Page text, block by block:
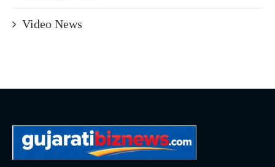
Video News